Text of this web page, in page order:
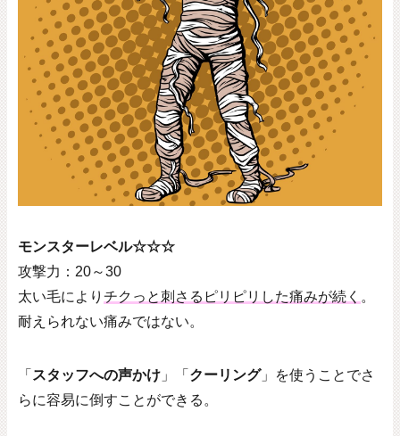
モンスターレベル☆☆☆
攻撃力： 20～30
太い毛により チクっと刺さるピリピリした痛みが続く 。
耐えられない痛みではない。
「 スタッフへの声かけ 」「 クーリング」を使うことでさ
らに容易に倒すことができる。